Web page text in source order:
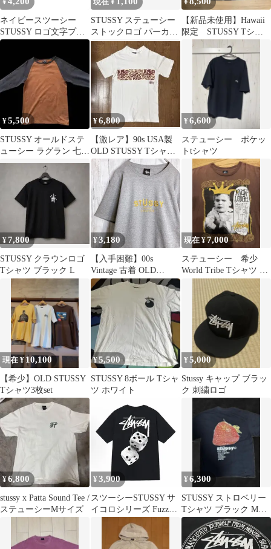
¥
ネイビースツーシー
STUSSY ロゴ文字プリ
ントの丸首プルオーバ
ー半袖Tシャツ 男女兼
現在 ¥
STUSSY ステューシー
ストックロゴ パーカー
L カットソー フーディ
黒
¥
【新品未使用】Hawaii
限定 STUSSY Tシャ
ツブラック ハワイ
¥5,500
STUSSY オールドステ
ューシー ラグラン 七分
袖 ニット カットソー
¥6,800
【激レア】90s USA製
OLD STUSSY Tシャツ
紺タグ フラガール
¥6,600
ステューシー ポケッ
トtシャツ
¥7,800
STUSSY クラウンロゴ
Tシャツ ブラック L
¥3,180
【入手困難】00s
Vintage 古着 OLD
STUSSY ステューシー
金ロゴ グレー 半袖Tシ
ャツ #2496
現在 ¥7,000
ステューシー 希少
World Tribe Tシャツ ブ
ラウン Lサイズ
現在 ¥ 10,100
【希少】OLD STUSSY
Tシャツ3枚set
¥5,500
STUSSY 8ボール Tシャ
ツ ホワイト
¥5,000
Stussy キャップ ブラッ
ク 刺繍ロゴ
¥6,800
stussy x Patta Sound Tee /
ステューシーMサイズ
¥ 3,900
スツーシーSTUSSY サ
イコロシリーズ Fuzzy
ント丸首プルオーバー
半袖Tシャツ 男女兼用
¥6,300
STUSSY ストロベリー
Tシャツ ブラック Mサ
イズ